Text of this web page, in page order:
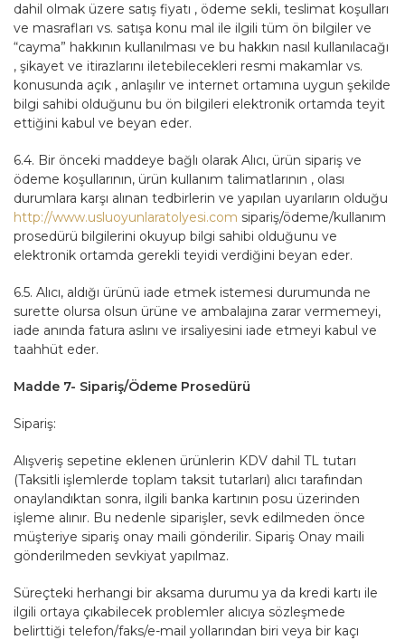
dahil olmak üzere satış fiyatı , ödeme sekli, teslimat koşulları
ve masrafları vs. satışa konu mal ile ilgili tüm ön bilgiler ve
“cayma” hakkının kullanılması ve bu hakkın nasıl kullanılacağı
, şikayet ve itirazlarını iletebilecekleri resmi makamlar vs.
konusunda açık , anlaşılır ve internet ortamına uygun şekilde
bilgi sahibi olduğunu bu ön bilgileri elektronik ortamda teyit
ettiğini kabul ve beyan eder.
6.4. Bir önceki maddeye bağlı olarak Alıcı, ürün sipariş ve
ödeme koşullarının, ürün kullanım talimatlarının , olası
durumlara karşı alınan tedbirlerin ve yapılan uyarıların olduğu
http://www.usluoyunlaratolyesi.com sipariş/ödeme/kullanım
prosedürü bilgilerini okuyup bilgi sahibi olduğunu ve
elektronik ortamda gerekli teyidi verdiğini beyan eder.
6.5. Alıcı, aldığı ürünü iade etmek istemesi durumunda ne
surette olursa olsun ürüne ve ambalajına zarar vermemeyi,
iade anında fatura aslını ve irsaliyesini iade etmeyi kabul ve
taahhüt eder.
Madde 7- Sipariş/Ödeme Prosedürü
Sipariş:
Alışveriş sepetine eklenen ürünlerin KDV dahil TL tutarı
(Taksitli işlemlerde toplam taksit tutarları) alıcı tarafından
onaylandıktan sonra, ilgili banka kartının posu üzerinden
işleme alınır. Bu nedenle siparişler, sevk edilmeden önce
müşteriye sipariş onay maili gönderilir. Sipariş Onay maili
gönderilmeden sevkiyat yapılmaz.
Süreçteki herhangi bir aksama durumu ya da kredi kartı ile
ilgili ortaya çıkabilecek problemler alıcıya sözleşmede
belirttiği telefon/faks/e-mail yollarından biri veya bir kaçı